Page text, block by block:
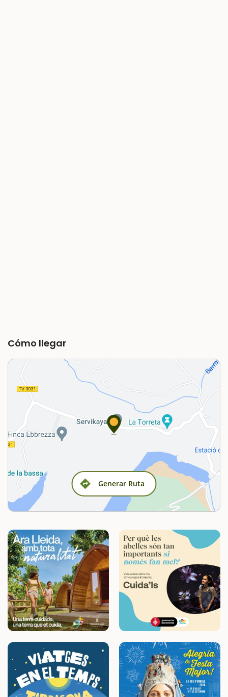
Cómo llegar
Generar Ruta